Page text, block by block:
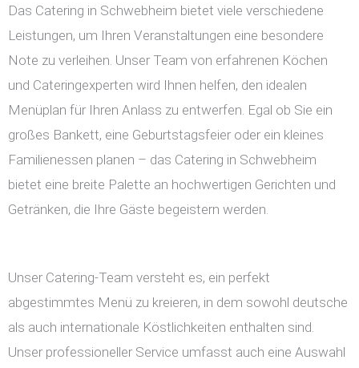
Das Catering in Schwebheim bietet viele verschiedene
Leistungen, um Ihren Veranstaltungen eine besondere
Note zu verleihen. Unser Team von erfahrenen Köchen
und Cateringexperten wird Ihnen helfen, den idealen
Menüplan für Ihren Anlass zu entwerfen. Egal ob Sie ein
großes Bankett, eine Geburtstagsfeier oder ein kleines
Familienessen planen – das Catering in Schwebheim
bietet eine breite Palette an hochwertigen Gerichten und
Getränken, die Ihre Gäste begeistern werden.
Unser Catering-Team versteht es, ein perfekt
abgestimmtes Menü zu kreieren, in dem sowohl deutsche
als auch internationale Köstlichkeiten enthalten sind.
Unser professioneller Service umfasst auch eine Auswahl